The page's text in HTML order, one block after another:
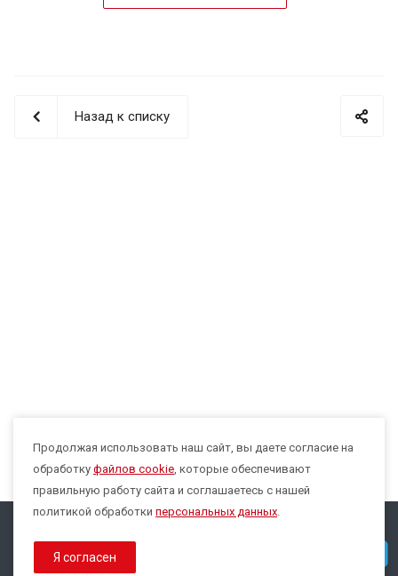
Назад к списку
Max
Продолжая использовать наш сайт, вы даете согласие на
обработку файлов cookie, которые обеспечивают
правильную работу сайта и соглашаетесь с нашей
политикой обработки персональных данных.
Я согласен
© 2026 Все права защищены.